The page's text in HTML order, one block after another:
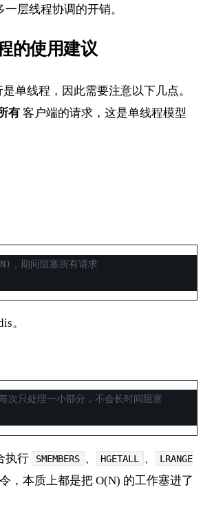
层线程协调的开销。
的使用建议
单线程，因此需要注意以下几点。
有 客户端的请求，这是单线程模型
，期间阻塞所有请求
。
次只处理一小部分，不会长时间阻塞
执行 SMEMBERS 、 HGETALL 、
LRANGE
，本质上都是把 O(N) 的工作塞进了